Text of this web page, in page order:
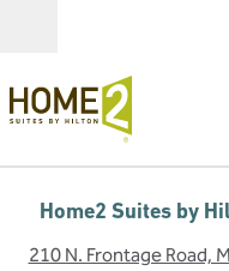
Home2 Suites by
210 N. Frontage Road,